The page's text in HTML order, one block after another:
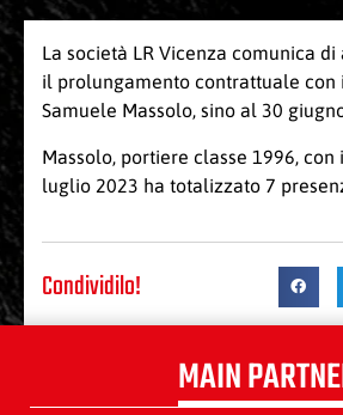
La società LR Vicenza comunica
il prolungamento contrattuale con
Samuele Massolo, sino al 30
Massolo, portiere classe 1996, con
luglio 2023 ha totalizzato 7
Condividilo!
MAIN